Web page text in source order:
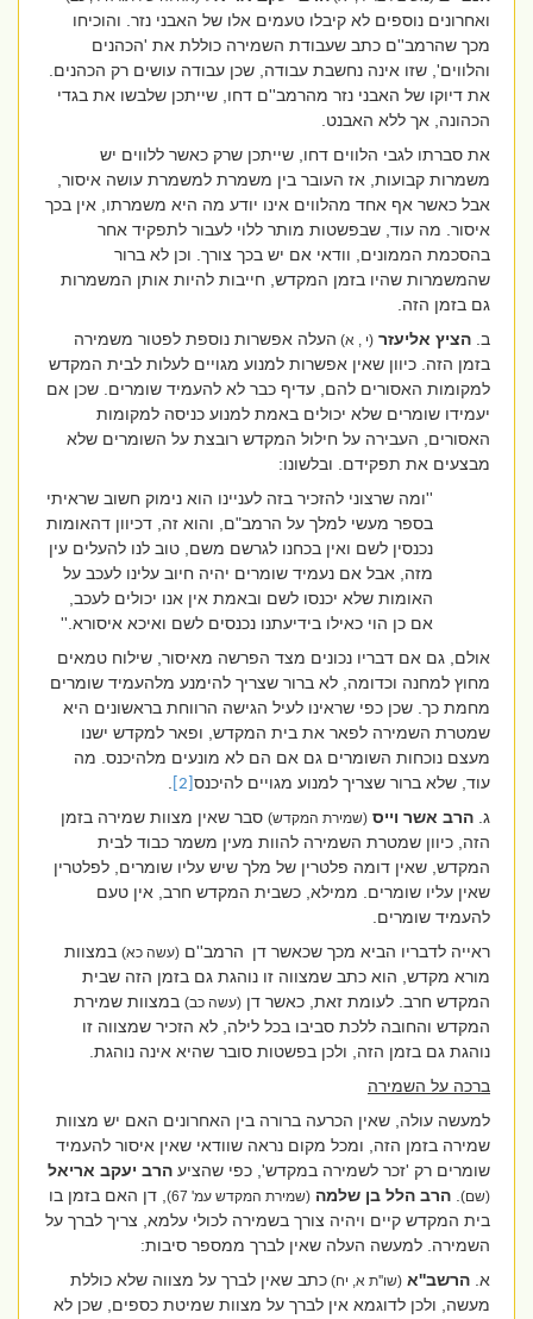
ואחרונים נוספים לא קיבלו טעמים אלו של האבני נזר. והוכיחו
מכך שהרמב''ם כתב שעבודת השמירה כוללת את 'הכהנים
והלווים', שזו אינה נחשבת עבודה, שכן עבודה עושים רק הכהנים.
את דיוקו של האבני נזר מהרמב''ם דחו, שייתכן שלבשו את בגדי
הכהונה, אך ללא האבנט.
את סברתו לגבי הלווים דחו, שייתכן שרק כאשר ללווים יש
משמרות קבועות, אז העובר בין משמרת למשמרת עושה איסור,
אבל כאשר אף אחד מהלווים אינו יודע מה היא משמרתו, אין בכך
איסור. מה עוד, שבפשטות מותר ללוי לעבור לתפקיד אחר
בהסכמת הממונים, וודאי אם יש בכך צורך. וכן לא ברור
שהמשמרות שהיו בזמן המקדש, חייבות להיות אותן המשמרות
גם בזמן הזה.
ב.הציץ אליעזר (י , א) העלה אפשרות נוספת לפטור משמירה
בזמן הזה. כיוון שאין אפשרות למנוע מגויים לעלות לבית המקדש
למקומות האסורים להם, עדיף כבר לא להעמיד שומרים. שכן אם
יעמידו שומרים שלא יכולים באמת למנוע כניסה למקומות
האסורים, העבירה על חילול המקדש רובצת על השומרים שלא
מבצעים את תפקידם. ובלשונו:
''ומה שרצוני להזכיר בזה לעניינו הוא נימוק חשוב שראיתי
בספר מעשי למלך על הרמב"ם, והוא זה, דכיוון דהאומות
נכנסין לשם ואין בכחנו לגרשם משם, טוב לנו להעלים עין
מזה, אבל אם נעמיד שומרים יהיה חיוב עלינו לעכב על
האומות שלא יכנסו לשם ובאמת אין אנו יכולים לעכב,
אם כן הוי כאילו בידיעתנו נכנסים לשם ואיכא איסורא.''
אולם, גם אם דבריו נכונים מצד הפרשה מאיסור, שילוח טמאים
מחוץ למחנה וכדומה, לא ברור שצריך להימנע מלהעמיד שומרים
מחמת כך. שכן כפי שראינו לעיל הגישה הרווחת בראשונים היא
שמטרת השמירה לפאר את בית המקדש, ופאר למקדש ישנו
מעצם נוכחות השומרים גם אם הם לא מונעים מלהיכנס. מה
עוד, שלא ברור שצריך למנוע מגויים להיכנס[2]
.
הרב אשר וייס (שמירת המקדש)סבר שאין מצוות שמירה בזמן
הזה, כיוון שמטרת השמירה להוות מעין משמר כבוד לבית
המקדש, שאין דומה פלטרין של מלך שיש עליו שומרים, לפלטרין
שאין עליו שומרים. ממילא, כשבית המקדש חרב, אין טעם
להעמיד שומרים.
ראייה לדבריו הביא מכך שכאשר דןהרמב''ם(עשה כא)במצוות
מורא מקדש, הוא כתב שמצווה זו נוהגת גם בזמן הזה שבית
המקדש חרב. לעומת זאת, כאשר דן(עשה כב)במצוות שמירת
המקדש והחובה ללכת סביבו בכל לילה, לא הזכיר שמצווה זו
נוהגת גם בזמן הזה, ולכן בפשטות סובר שהיא אינה נוהגת.
ברכה על השמירה
למעשה עולה, שאין הכרעה ברורה בין האחרונים האם יש מצוות
שמירה בזמן הזה, ומכל מקום נראה שוודאי שאין איסור להעמיד
שומרים רק 'זכר לשמירה במקדש', כפי שהציעהרב יעקב אריאל
(שם).הרב הלל בן שלמה (שמירת המקדש עמ' 67)
, דן האם בזמן בו
בית המקדש קיים ויהיה צורך בשמירה לכולי עלמא, צריך לברך על
השמירה. למעשה העלה שאין לברך ממספר סיבות:
א.הרשב''א (שו''ת א, יח)כתב שאין לברך על מצווה שלא כוללת
מעשה, ולכן לדוגמא אין לברך על מצוות שמיטת כספים, שכן לא